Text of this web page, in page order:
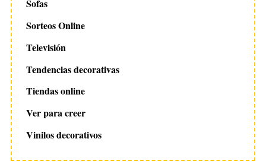
Sofas
Sorteos Online
Televisión
Tendencias decorativas
Tiendas online
Ver para creer
Vinilos decorativos